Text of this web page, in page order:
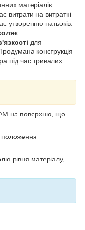
матеріалів.
витрати на витратні
утворенню патьоків.
для
конструкція
під час тривалих
на поверхню, що
положення
рівня матеріалу,